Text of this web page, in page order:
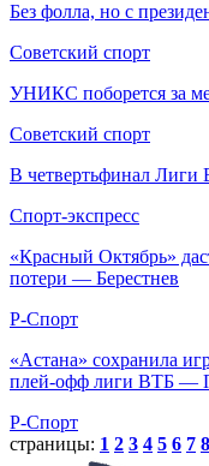
Без фолла, но с
Советский спорт
УНИКС поборется за
Советский спорт
В четвертьфинал Лиги
Спорт-экспресс
«Красный Октябрь»
потери — Берестнев
Р-Спорт
«Астана» сохранила
плей-офф лиги ВТБ —
Р-Спорт
страницы: 1 2 3 4 5 6 7 8